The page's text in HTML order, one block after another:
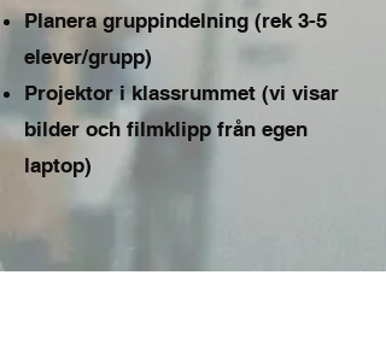
Planera gruppindelning (rek 3-5
elever/grupp)
Projektor i klassrummet (vi visar
bilder och filmklipp från egen
laptop)